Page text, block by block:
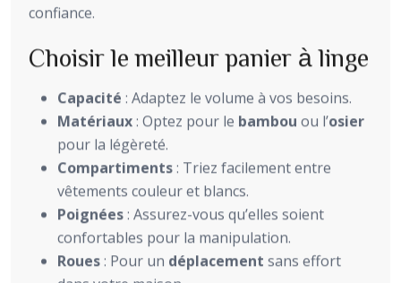
confiance.
Choisir le meilleur panier à linge
Capacité : Adaptez le volume à vos besoins.
Matériaux: Optez pour le bambou ou l’osier
pour la légèreté.
Compartiments: Triez facilement entre
vêtements couleur et blancs.
Poignées: Assurez-vous qu’elles soient
confortables pour la manipulation.
Roues: Pour un déplacement sans effort